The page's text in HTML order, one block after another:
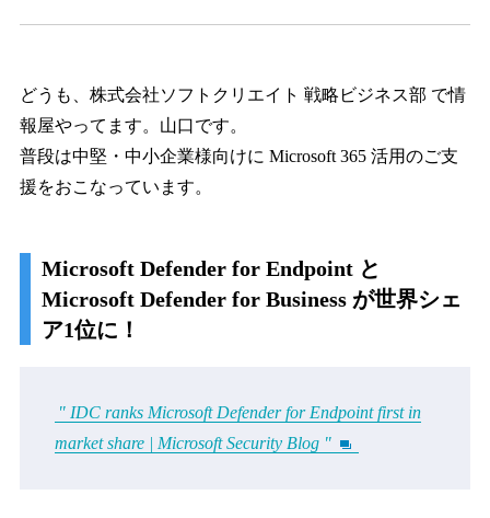
どうも、株式会社ソフトクリエイト 戦略ビジネス部 で情
報屋やってます。山口です。
普段は中堅・中小企業様向けに Microsoft 365 活用のご支
援をおこなっています。
Microsoft Defender for Endpoint と
Microsoft Defender for Business が世界シェ
ア1位に！
" IDC ranks Microsoft Defender for Endpoint first in
market share | Microsoft Security Blog "